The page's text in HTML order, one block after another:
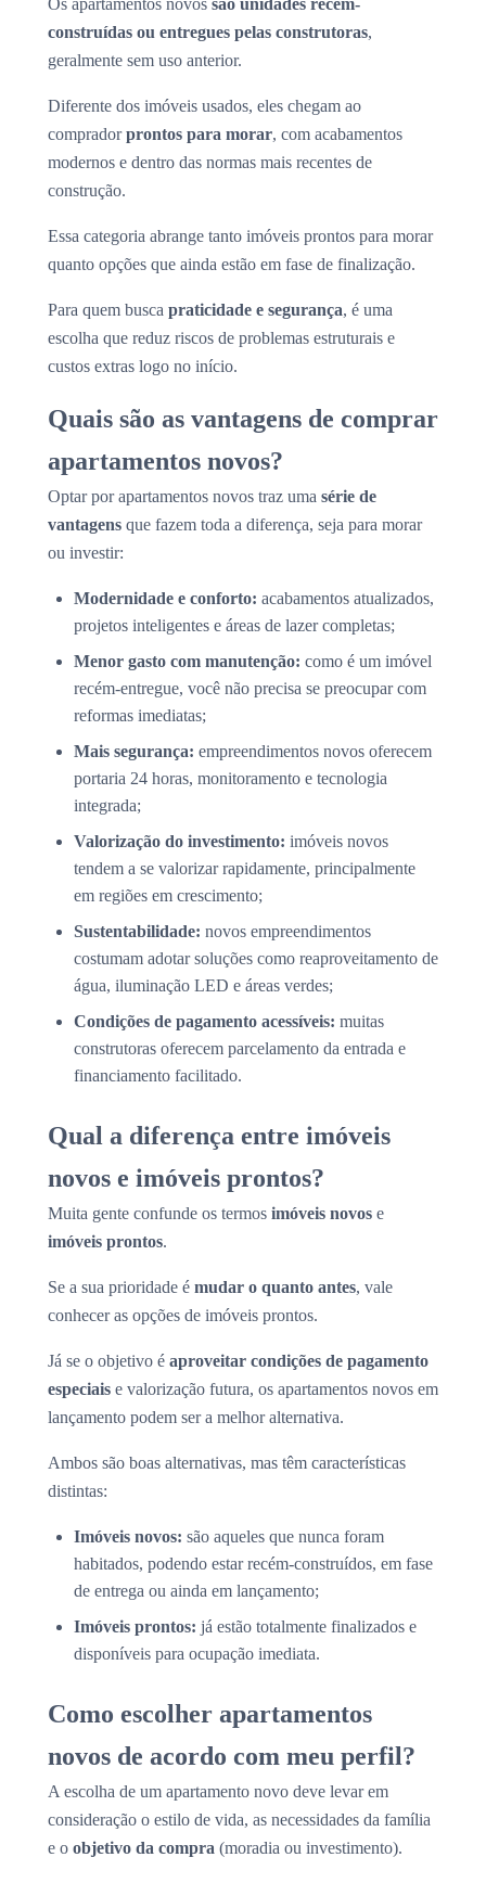
Os apartamentos novos são unidades recém-
construídas ou entregues pelas construtoras,
geralmente sem uso anterior.
Diferente dos imóveis usados, eles chegam ao
compradorprontos para morar, com acabamentos
modernos e dentro das normas mais recentes de
construção.
Essa categoria abrange tanto imóveis prontos para morar
quanto opções que ainda estão em fase de finalização.
Para quem busca praticidade e segurança, é uma
escolha que reduz riscos de problemas estruturais e
custos extras logo no início.
Quais são as vantagens de comprar
apartamentos novos?
Optar por apartamentos novos traz uma série de
vantagens que fazem toda a diferença, seja para morar
ou investir:
Modernidade e conforto: acabamentos atualizados,
projetos inteligentes e áreas de lazer completas;
Menor gasto com manutenção: como é um imóvel
recém-entregue, você não precisa se preocupar com
reformas imediatas;
Mais segurança: empreendimentos novos oferecem
portaria 24 horas, monitoramento e tecnologia
integrada;
Valorização do investimento: imóveis novos
tendem a se valorizar rapidamente, principalmente
em regiões em crescimento;
Sustentabilidade: novos empreendimentos
costumam adotar soluções como reaproveitamento de
água, iluminação LED e áreas verdes;
Condições de pagamento acessíveis: muitas
construtoras oferecem parcelamento da entrada e
financiamento facilitado.
Qual a diferença entre imóveis
novos e imóveis prontos?
Muita gente confunde os termos imóveis novos e
imóveis prontos.
Se a sua prioridade é mudar o quanto antes, vale
conhecer as opções de imóveis prontos.
Já se o objetivo é aproveitar condições de pagamento
especiais e valorização futura, os apartamentos novos em
lançamento podem ser a melhor alternativa.
Ambos são boas alternativas, mas têm características
distintas:
Imóveis novos: são aqueles que nunca foram
habitados, podendo estar recém-construídos, em fase
de entrega ou ainda em lançamento;
Imóveis prontos: já estão totalmente finalizados e
disponíveis para ocupação imediata.
Como escolher apartamentos
novos de acordo com meu perfil?
A escolha de um apartamento novo deve levar em
consideração o estilo de vida, as necessidades da família
e o objetivo da compra (moradia ou investimento).